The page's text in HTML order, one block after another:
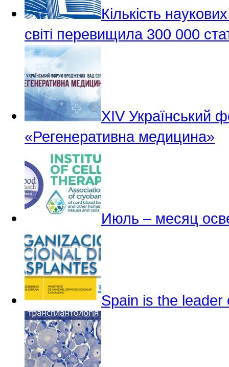
Кількість
світі перевищила 300 000
ХІV Український
«Регенеративна медицина»
Июль – месяц
Spain is the